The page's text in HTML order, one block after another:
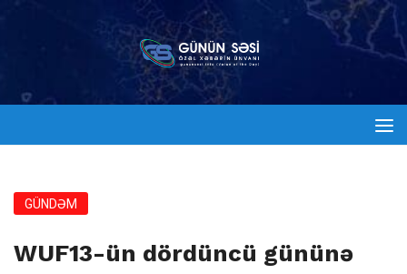
GÜNDƏM
WUF13-ün dördüncü gününə